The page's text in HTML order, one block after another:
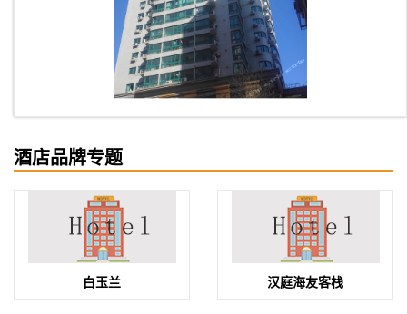
酒店品牌专题
白玉兰 汉庭海友客栈